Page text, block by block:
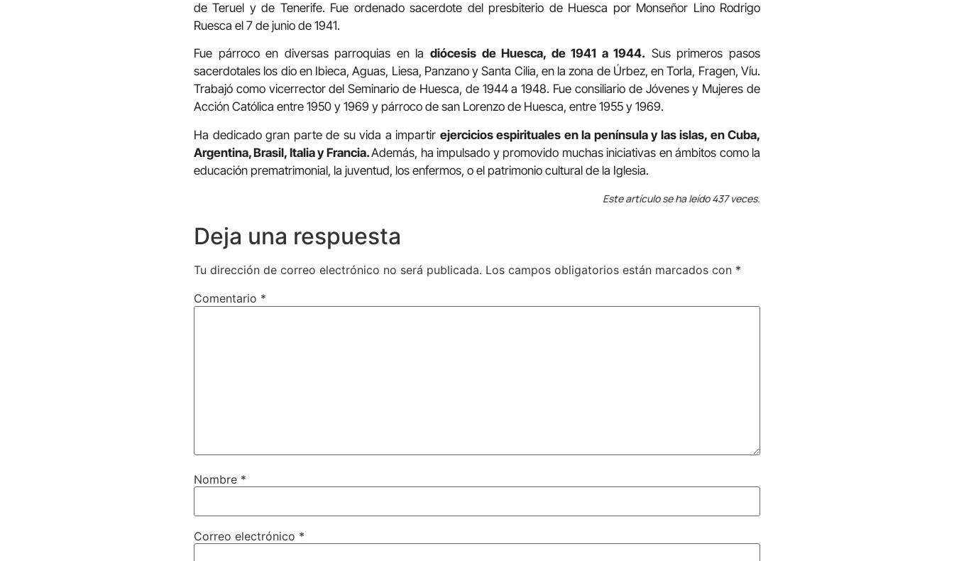
de Teruel y de Tenerife. Fue ordenado sacerdote del presbiterio de Huesca por Monseñor Lino Rodrigo
Ruesca el 7 de junio de 1941.
Fue párroco en diversas parroquias en la diócesis de Huesca, de 1941 a 1944. Sus primeros pasos
sacerdotales los dio en Ibieca, Aguas, Liesa, Panzano y Santa Cilia, en la zona de Úrbez, en Torla, Fragen, Víu.
Trabajó como vicerrector del Seminario de Huesca, de 1944 a 1948. Fue consiliario de Jóvenes y Mujeres de
Acción Católica entre 1950 y 1969 y párroco de san Lorenzo de Huesca, entre 1955 y 1969.
Ha dedicado gran parte de su vida a impartir ejercicios espirituales en la península y las islas, en Cuba,
Argentina, Brasil, Italia y Francia.Además, ha impulsado y promovido muchas iniciativas en ámbitos como la
educación prematrimonial, la juventud, los enfermos, o el patrimonio cultural de la Iglesia.
Este artículo se ha leído 437 veces.
Deja una respuesta
Tu dirección de correo electrónico no será publicada. Los campos obligatorios están marcados con *
Comentario *
Nombre *
Correo electrónico *